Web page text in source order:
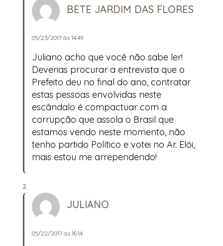
BETE JARDIM DAS FLORES
05/23/2017 às 14:49
Juliano acho que você não sabe ler!
Deverias procurar a entrevista que o
Prefeito deu no final do ano, contratar
estas pessoas envolvidas neste
escândalo é compactuar com a
corrupção que assola o Brasil que
estamos vendo neste momento, não
tenho partido Político e votei no Ar. Elói,
mais estou me arrependendo!
JULIANO
05/22/2017 às 16:14